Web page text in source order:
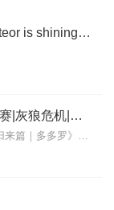
少儿音乐宝盒三-The little meteor is shining（精选音乐）
神探迈克狐· 千面怪盗|侦探大赛|灰狼危机|多多罗
新专辑点击收听《神探迈克狐·怪盗归来篇｜多多罗》！！！>>>点击进入主播橱窗购买《神探迈克狐》系列图书吧!<<<多多罗故事【点击前往】收听多多罗其他好玩有趣的故...